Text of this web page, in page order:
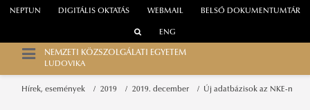
WEBMAIL
NEPTUN DIGITÁLIS OKTATÁS BELSŐ DOKUMENTUMTÁR
ENG
NEMZETI KÖZSZOLGÁLATI EGYETEM
LUDOVIKA
Hírek, események 2019 2019. december Új adatbázisok az NKE-n